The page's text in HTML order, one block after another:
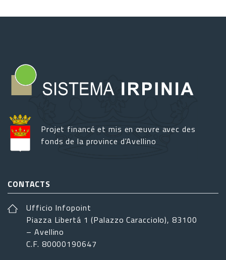
Projet financé et mis en œuvre avec des
fonds de la province d'Avellino
CONTACTS
Ufficio Infopoint
Piazza Libertá 1 (Palazzo Caracciolo), 83100
– Avellino
C.F. 80000190647